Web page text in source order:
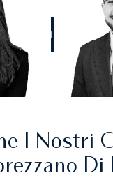
CHIAMATECI
I Nostri
Di